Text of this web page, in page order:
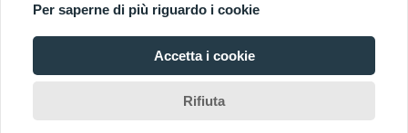
Copyright di © Guangzhou Chunke Environmental Technology Co. Ltd. E-mail:
Per saperne di più riguardo i cookie
Accetta i cookie
Rifiuta